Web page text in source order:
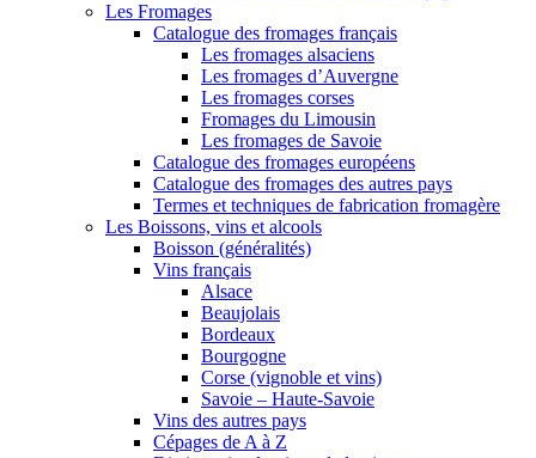
Les Fromages
Catalogue des fromages français
Les fromages alsaciens
Les fromages d’Auvergne
Les fromages corses
Fromages du Limousin
Les fromages de Savoie
Catalogue des fromages européens
Catalogue des fromages des autres pays
Termes et techniques de fabrication fromagère
Les Boissons, vins et alcools
Boisson (généralités)
Vins français
Alsace
Beaujolais
Bordeaux
Bourgogne
Corse (vignoble et vins)
Savoie – Haute-Savoie
Vins des autres pays
Cépages de A à Z